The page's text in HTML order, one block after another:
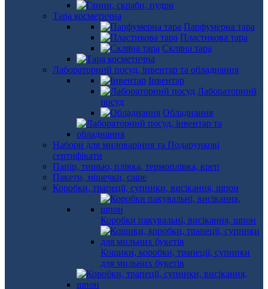
Тара косметична
Парфумерна тара
Пластикова тара
Скляна тара
Лабораторний посуд, інвентар та обладнання
Інвентар
Лабораторний
посуд
Обладнання
Набори для миловаріння та Подарункові
сертифікати
Папір, тишью, плівка, термоплівка, креп
Пакети, мішечки, саше
Коробки, трапеції, супники, висікання, шпон
Коробки пакувальні, висікання, шпон
Кошики, коробки, трапеції, супники
для мильних букетів